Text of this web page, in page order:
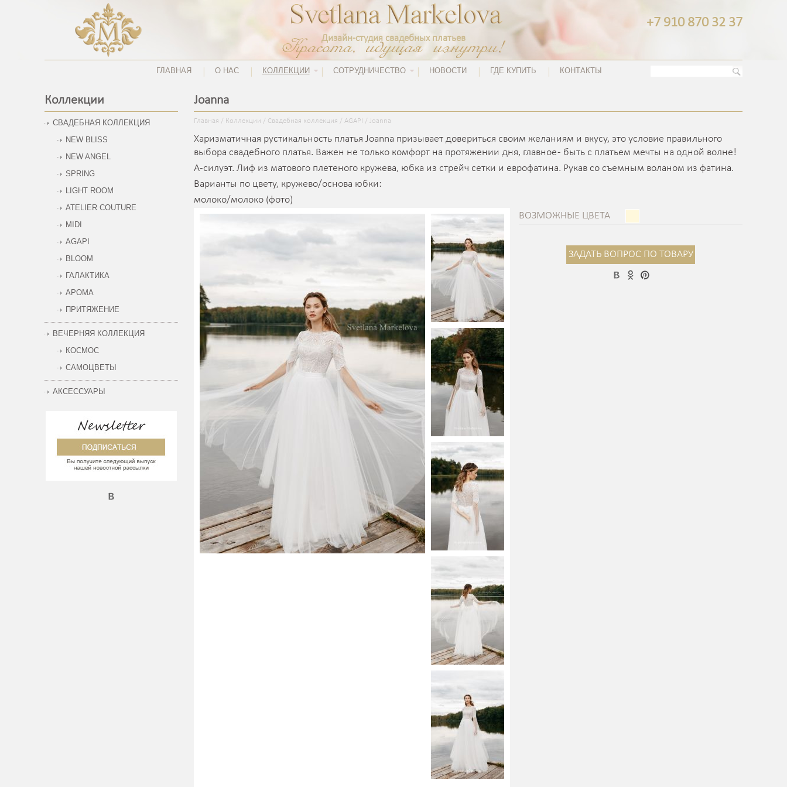
Дизайн-студия свадебных платьев
+7 910 870 32 37
ГЛАВНАЯ О НАС КОЛЛЕКЦИИ СОТРУДНИЧЕСТВО НОВОСТИ ГДЕ КУПИТЬ КОНТАКТЫ
Joanna
Главная / Коллекции / Свадебная коллекция / AGAPI / Joanna
Харизматичная рустикальность платья Joanna призывает довериться своим желаниям и вкусу, это условие правильного
выбора свадебного платья. Важен не только комфорт на протяжении дня, главное - быть с платьем мечты на одной волне!
А-силуэт. Лиф из матового плетеного кружева, юбка из стрейч сетки и еврофатина. Рукав со съемным воланом из фатина.
Варианты по цвету, кружево/основа юбки:
молоко/молоко (фото)
ВОЗМОЖНЫЕ ЦВЕТА
ЗАДАТЬ ВОПРОС ПО ТОВАРУ
Коллекции
СВАДЕБНАЯ КОЛЛЕКЦИЯ
NEW BLISS
NEW ANGEL
SPRING
LIGHT ROOM
ATELIER COUTURE
MIDI
AGAPI
BLOOM
ГАЛАКТИКА
АРОМА
ПРИТЯЖЕНИЕ
ВЕЧЕРНЯЯ КОЛЛЕКЦИЯ
КОСМОС
САМОЦВЕТЫ
АКСЕССУАРЫ